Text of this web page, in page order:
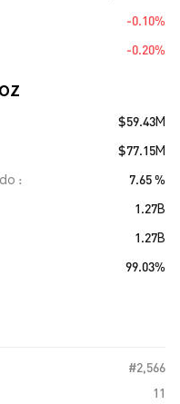
-0.10%
-0.20%
$59.43M
$77.15M
7.65 %
1.27B
1.27B
99.03%
#2,566
11